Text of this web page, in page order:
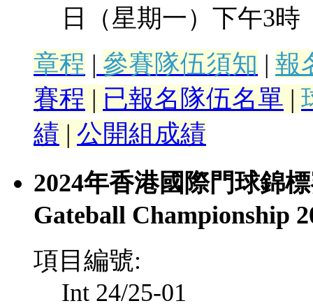
日（星期一）下午3時
章程 | 參賽隊伍須知 | 報
賽程 | 已報名隊伍名單 |
績 | 公開組成績
2024年香港國際門球錦
Gateball Championship
項目編號:
Int 24/25-01